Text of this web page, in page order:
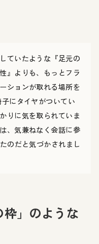
ていたような『足元の
』よりも、もっとフラ
ションが取れる場所を
にタイヤがついてい
りに気を取られていま
、気兼ねなく会話に参
のだと気づかされまし
枠」のような